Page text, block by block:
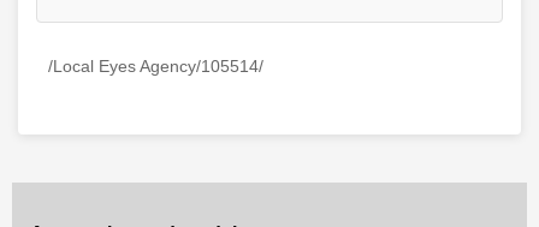
/Local Eyes Agency/105514/